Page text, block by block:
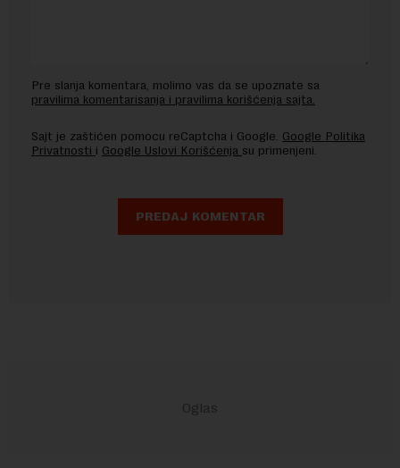
Pre slanja komentara, molimo vas da se upoznate sa
pravilima komentarisanja i pravilima korišćenja sajta.
Sajt je zaštićen pomocu reCaptcha i Google. Google Politika
Privatnosti i Google Uslovi Korišćenja su primenjeni.